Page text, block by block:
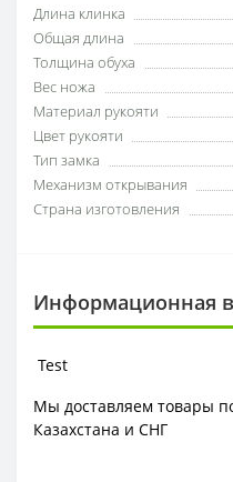
Длина клинка
Общая длина
Толщина обуха
Вес ножа
Материал рукояти
Цвет рукояти
Тип замка
Механизм открывания
Страна изготовления
Информационная
Test
Мы доставляем товары
Казахстана и СНГ